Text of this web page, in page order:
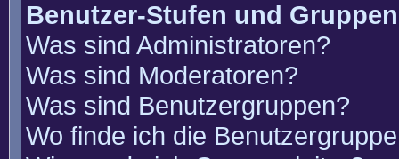
Benutzer-Stufen und Gruppen
Was sind Administratoren?
Was sind Moderatoren?
Was sind Benutzergruppen?
Wo finde ich die